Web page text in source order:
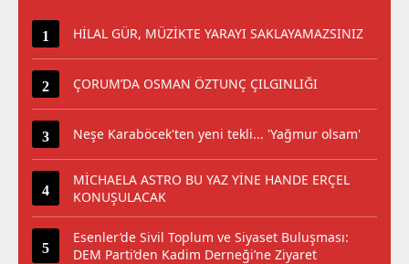
HİLAL GÜR, MÜZİKTE YARAYI SAKLAYAMAZSINIZ
ÇORUM’DA OSMAN ÖZTUNÇ ÇILGINLIĞI
Neşe Karaböcek'ten yeni tekli... 'Yağmur olsam'
MİCHAELA ASTRO BU YAZ YİNE HANDE ERÇEL
KONUŞULACAK
Esenler’de Sivil Toplum ve Siyaset Buluşması:
DEM Parti’den Kadim Derneği’ne Ziyaret